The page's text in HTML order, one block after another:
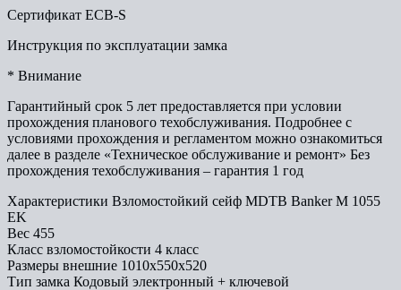
Сертификат ECB-S
Инструкция по эксплуатации замка
* Внимание
Гарантийный срок 5 лет предоставляется при условии
прохождения планового техобслуживания. Подробнее с
условиями прохождения и регламентом можно ознакомиться
далее в разделе «Техническое обслуживание и ремонт» Без
прохождения техобслуживания – гарантия 1 год
Характеристики Взломостойкий сейф MDTB Banker M 1055
EK
Вес 455
Класс взломостойкости 4 класс
Размеры внешние 1010x550x520
Тип замка Кодовый электронный + ключевой